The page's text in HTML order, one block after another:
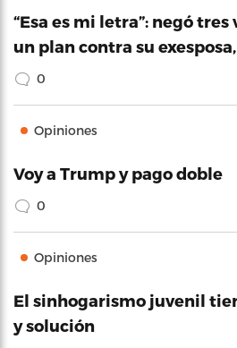
“Esa es mi letra”: negó
un plan contra su
0
Opiniones
Voy a Trump y pago doble
0
Opiniones
El sinhogarismo juvenil
y solución